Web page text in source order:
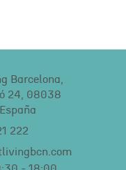
222
Barcelona,
24, 08038